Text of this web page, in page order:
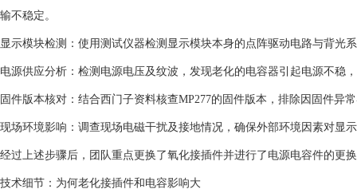
输不稳定。
显示模块检测：使用测试仪器检测显示模块本身的点阵驱动电路与背光
电源供应分析：检测电源电压及纹波，发现老化的电容器引起电源不稳
固件版本核对：结合西门子资料核查MP277的固件版本，排除因固件异
现场环境影响：调查现场电磁干扰及接地情况，确保外部环境因素对显
经过上述步骤后，团队重点更换了氧化接插件并进行了电源电容件的更
技术细节：为何老化接插件和电容影响大